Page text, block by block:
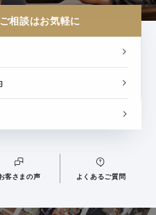
相談はお気軽に
客さまの声 よくあるご質問